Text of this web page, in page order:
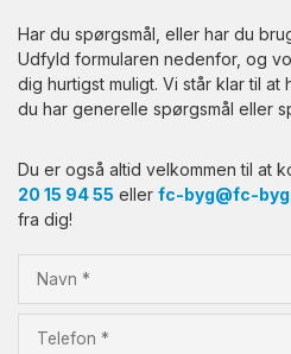
Har du spørgsmål, eller har du
Udfyld formularen nedenfor, og
dig hurtigst muligt. Vi står klar til
du har generelle spørgsmål eller
Du er også altid velkommen til at
20 15 94 55 eller fc-byg@fc-
fra dig!